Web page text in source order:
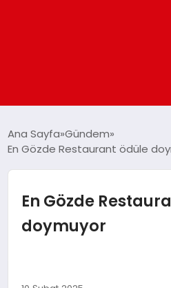
DÜNYA
Ana Sayfa Gündem
En Gözde Restaurant ödüle
En Gözde
doymuyor